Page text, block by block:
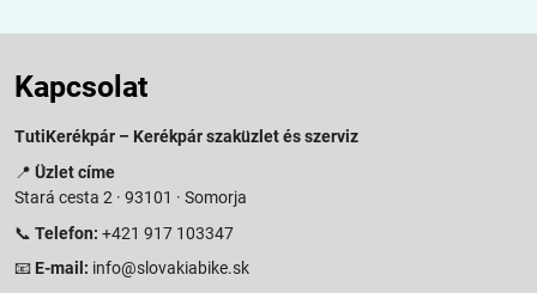
Kapcsolat
TutiKerékpár – Kerékpár szaküzlet és szerviz
📍 Üzlet címe
Stará cesta 2 · 93101 · Somorja
📞 Telefon: +421 917 103347
📧 E-mail: info@slovakiabike.sk